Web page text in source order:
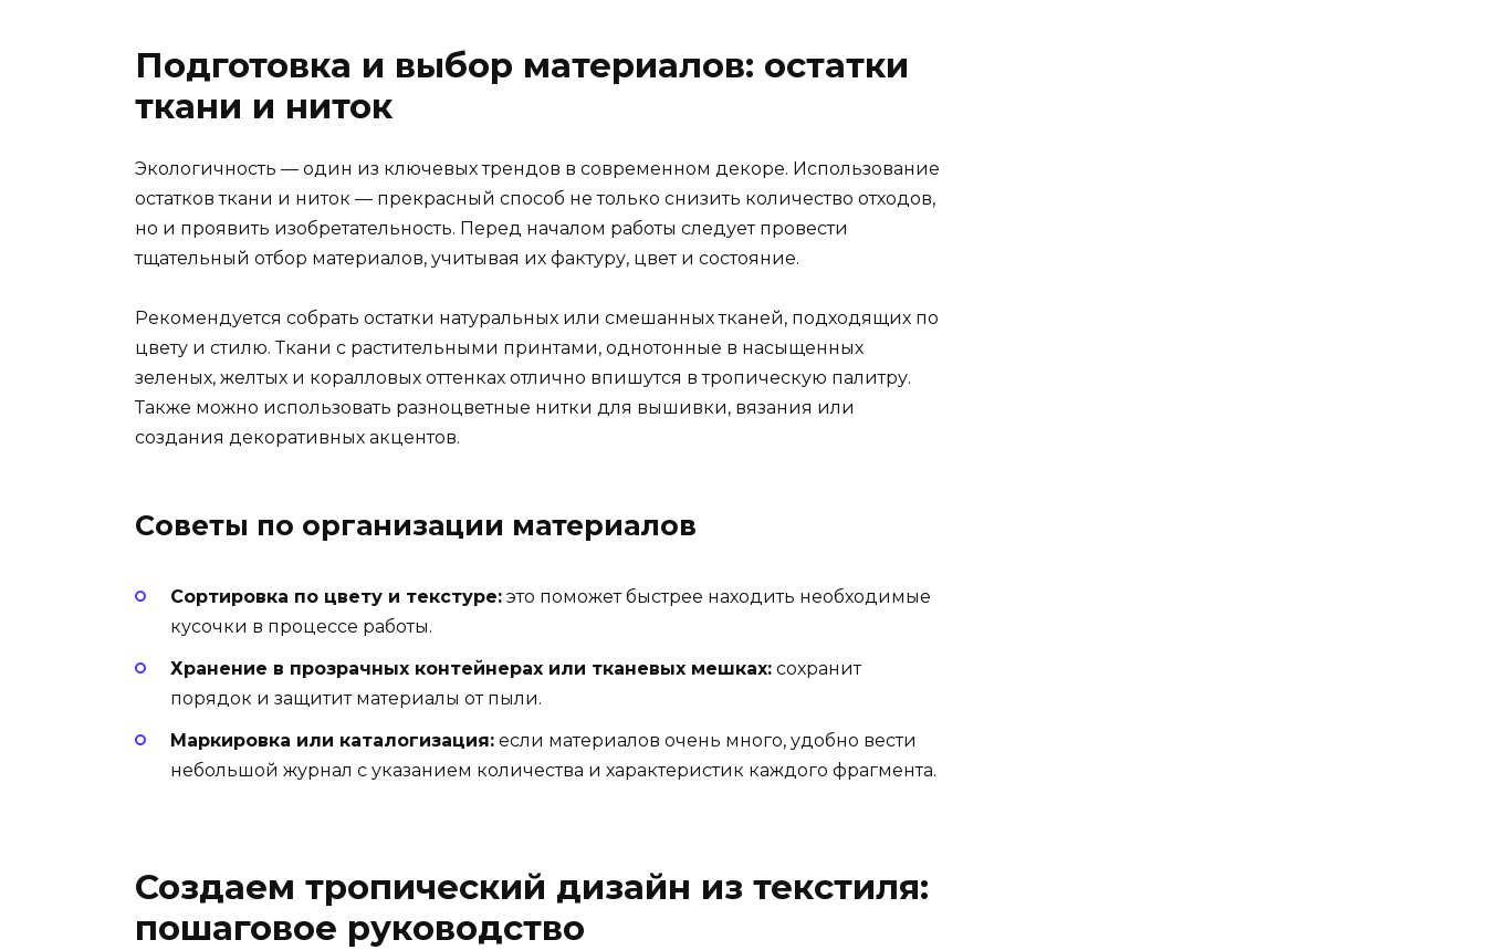
Подготовка и выбор материалов: остатки
ткани и ниток
Экологичность — один из ключевых трендов в современном декоре. Использование
остатков ткани и ниток — прекрасный способ не только снизить количество отходов,
но и проявить изобретательность. Перед началом работы следует провести
тщательный отбор материалов, учитывая их фактуру, цвет и состояние.
Рекомендуется собрать остатки натуральных или смешанных тканей, подходящих по
цвету и стилю. Ткани с растительными принтами, однотонные в насыщенных
зеленых, желтых и коралловых оттенках отлично впишутся в тропическую палитру.
Также можно использовать разноцветные нитки для вышивки, вязания или
создания декоративных акцентов.
Советы по организации материалов
Сортировка по цвету и текстуре: это поможет быстрее находить необходимые
кусочки в процессе работы.
Хранение в прозрачных контейнерах или тканевых мешках: сохранит
порядок и защитит материалы от пыли.
Маркировка или каталогизация: если материалов очень много, удобно вести
небольшой журнал с указанием количества и характеристик каждого фрагмента.
Создаем тропический дизайн из текстиля:
пошаговое руководство